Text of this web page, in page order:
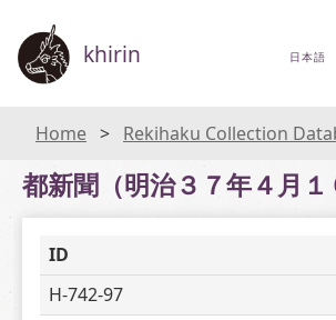
khirin 日本語
Home Rekihaku Collection Database (Collections Database of the
都新聞（明治３７年４月１
ID
H-742-97